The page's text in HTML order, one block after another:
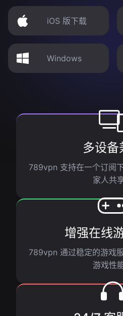
iOS 版下载
Windows
多设备
789vpn 支持在一个订阅
家人共享
增强在线
789vpn 通过稳定的游戏
游戏性能